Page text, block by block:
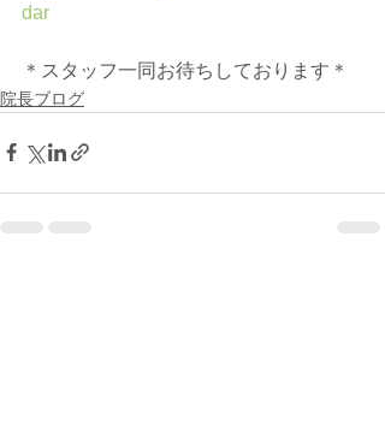
dar
＊スタッフ一同お待ちしております＊
院長ブログ